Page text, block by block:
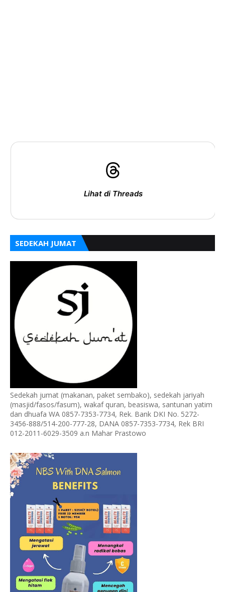
Lihat di Threads
SEDEKAH JUMAT
Sedekah jumat (makanan, paket sembako), sedekah jariyah
(masjid/fasos/fasum), wakaf quran, beasiswa, santunan yatim
dan dhuafa WA 0857-7353-7734, Rek. Bank DKI No. 5272-
3456-888/514-200-777-28, DANA 0857-7353-7734, Rek BRI
012-2011-6029-3509 a.n Mahar Prastowo